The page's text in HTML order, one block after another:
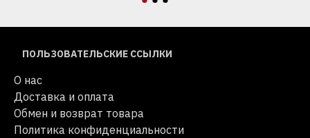
ПОЛЬЗОВАТЕЛЬСКИЕ ССЫЛКИ
О нас
Доставка и оплата
Обмен и возврат товара
Политика конфиденциальности